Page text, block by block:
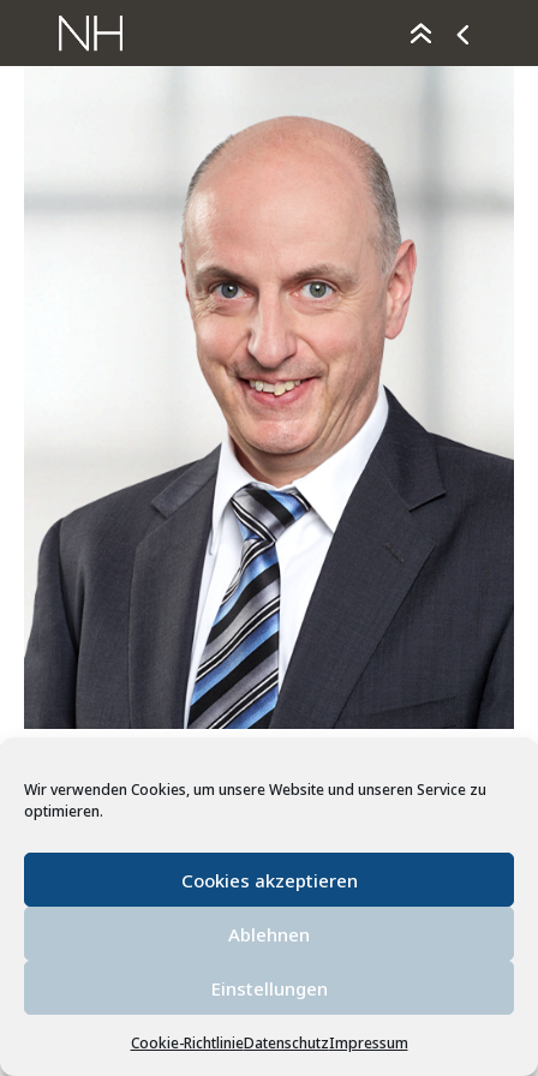
Wir verwenden Cookies, um unsere Website und unseren Service zu
optimieren.
Cookies akzeptieren
Ablehnen
Einstellungen
Cookie-RichtlinieDatenschutzImpressum
Martin Meyer